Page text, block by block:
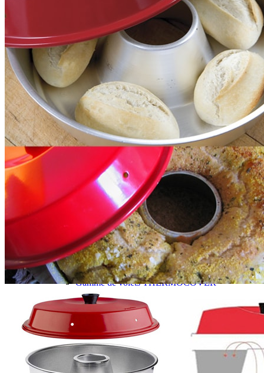
Accessoires cuisine divers
Pour faire le ménage
Tapis anti dérapant et nappe
Poubelles
Accessoires rangement cuisine
LIBRAIRIE ET JEUX
Guides
Cartes
Jeux jouets
Animaux en camping-car
J'aime Camping-car Plus
VW collection
EQUIPEMENT EXTERIEUR
EXTERIEUR CABINE & CELLULE
Cales et stabilisation
Vérins de stabilisation
Rétroviseurs et lentilles
Bavettes de protections
Embout d'échappement
Renforts de suspension
Jantes,Pneus,Roues et accessoires
Pièces détachées équipement
Chaînes neige
ISOLATION & HIVERNAGE
Gamme CLAIRVAL
Gamme de volets ISOPLAIR
Gamme de volets THERMOCOVER
Gamme de volets VISIOPLAIR
Rideaux volets isolants intérieurs
Isolation thermique phonique
Gamme de volets BRUNNER
Rideaux volets isolants extérieurs
Housse camping-cars et caravanes
Equipement spécial HIVER
OUVERTURES & PORTES